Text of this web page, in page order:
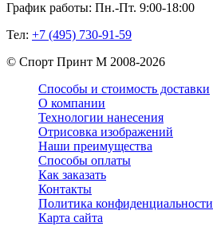
График работы: Пн.-Пт. 9:00-18:00
Тел: +7 (495) 730-91-59
© Спорт Принт М 2008-2026
Способы и стоимость доставки
О компании
Технологии нанесения
Отрисовка изображений
Наши преимущества
Способы оплаты
Как заказать
Контакты
Политика конфиденциальности
Карта сайта